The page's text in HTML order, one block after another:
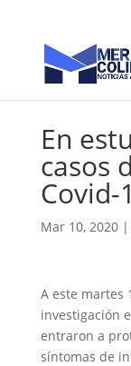
En
casos
Covid-
Mar 10, 2020|
A este martes
investigación
entraron a
síntomas de